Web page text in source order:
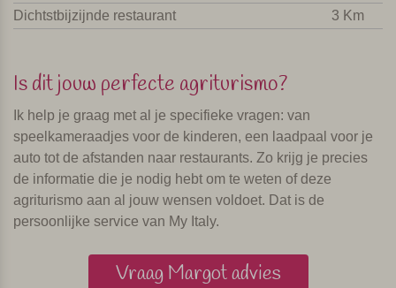
Dichtstbijzijnde restaurant
3 Km
Is dit jouw perfecte agriturismo?
Ik help je graag met al je specifieke vragen: van
speelkameraadjes voor de kinderen, een laadpaal voor je
auto tot de afstanden naar restaurants. Zo krijg je precies
de informatie die je nodig hebt om te weten of deze
agriturismo aan al jouw wensen voldoet. Dat is de
persoonlijke service van My Italy.
Vraag Margot advies